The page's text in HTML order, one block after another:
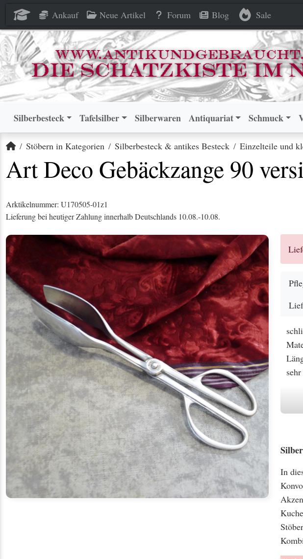
Ankauf Neue Artikel Forum Blog Sale
Silberbesteck Tafelsilber Silberwaren Antiquariat Schmuck
Startseite
Stöbern in Kategorien Silberbesteck & antikes Besteck Einzelteile und
Art Deco Gebäckzange 90
Arktikelnummer: U170505-01z1
Lieferung bei heutiger Zahlung innerhalb Deutschlands 10.08.-10.08.
In
Art Deco Gebäckzange 90 versilbert
Art Deco Gebäckzange 90 versilbert